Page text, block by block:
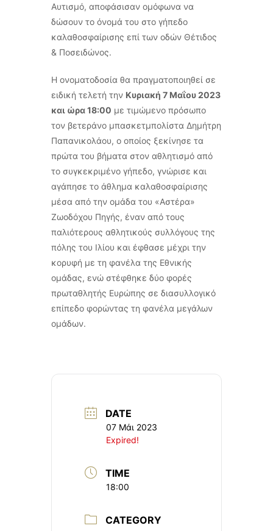
Αυτισμό, αποφάσισαν ομόφωνα να
δώσουν το όνομά του στο γήπεδο
καλαθοσφαίρισης επί των οδών Θέτιδος
& Ποσειδώνος.
Η ονοματοδοσία θα πραγματοποιηθεί σε
ειδική τελετή την Κυριακή 7 Μαΐου 2023
και ώρα 18:00 με τιμώμενο πρόσωπο
τον βετεράνο μπασκετμπολίστα Δημήτρη
Παπανικολάου, ο οποίος ξεκίνησε τα
πρώτα του βήματα στον αθλητισμό από
το συγκεκριμένο γήπεδο, γνώρισε και
αγάπησε το άθλημα καλαθοσφαίρισης
μέσα από την ομάδα του «Αστέρα»
Ζωοδόχου Πηγής, έναν από τους
παλιότερους αθλητικούς συλλόγους της
πόλης του Ιλίου και έφθασε μέχρι την
κορυφή με τη φανέλα της Εθνικής
ομάδας, ενώ στέφθηκε δύο φορές
πρωταθλητής Ευρώπης σε διασυλλογικό
επίπεδο φορώντας τη φανέλα μεγάλων
ομάδων.
DATE
07 Μάι 2023
Expired!
TIME
18:00
CATEGORY